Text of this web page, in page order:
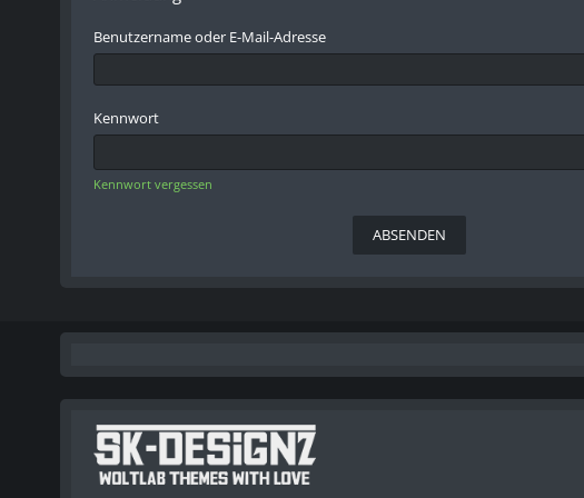
Benutzername oder E-Mail-Adresse
Kennwort
Kennwort vergessen